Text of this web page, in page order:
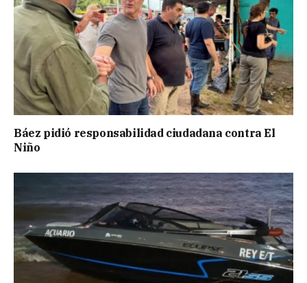
Báez pidió responsabilidad ciudadana contra El
Niño